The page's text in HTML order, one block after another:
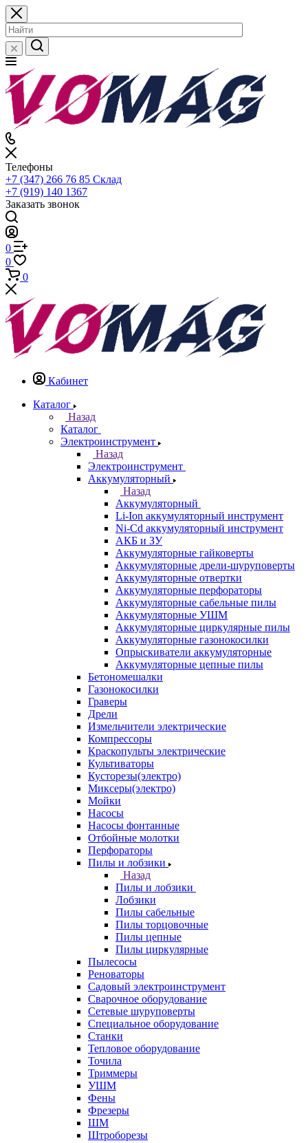
Телефоны
+7 (347) 266 76 85 Склад
+7 (919) 140 1367
Заказать звонок
0
0
0
Кабинет
Каталог
Назад
Каталог
Электроинструмент
Назад
Электроинструмент
Аккумуляторный
Назад
Аккумуляторный
Li-Ion аккумуляторный инструмент
Ni-Cd аккумуляторный инструмент
АКБ и ЗУ
Аккумуляторные гайковерты
Аккумуляторные дрели-шуруповерты
Аккумуляторные отвертки
Аккумуляторные перфораторы
Аккумуляторные сабельные пилы
Аккумуляторные УШМ
Аккумуляторные циркулярные пилы
Аккумуляторные газонокосилки
Опрыскиватели аккумуляторные
Аккумуляторные цепные пилы
Бетономешалки
Газонокосилки
Граверы
Дрели
Измельчители электрические
Компрессоры
Краскопульты электрические
Культиваторы
Кусторезы(электро)
Миксеры(электро)
Мойки
Насосы
Насосы фонтанные
Отбойные молотки
Перфораторы
Пилы и лобзики
Назад
Пилы и лобзики
Лобзики
Пилы сабельные
Пилы торцовочные
Пилы цепные
Пилы циркулярные
Пылесосы
Реноваторы
Садовый электроинструмент
Сварочное оборудование
Сетевые шуруповерты
Специальное оборудование
Станки
Тепловое оборудование
Точила
Триммеры
УШМ
Фены
Фрезеры
ШМ
Штроборезы